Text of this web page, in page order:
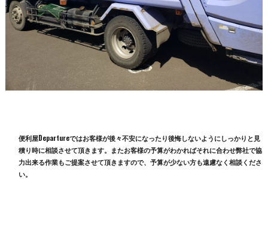
便利屋Departureではお客様が後々不安になったり後悔しないようにしっかりと見
積り時に相談させて頂きます。またお客様の予算がわかればそれに合わせ弊社で協
力出来る作業もご提案させて頂きますので、予算が少ない方も遠慮なく相談くださ
い。